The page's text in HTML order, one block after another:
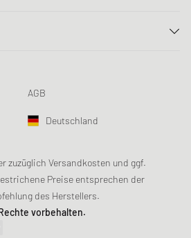
AGB
Deutschland
zuzüglich Versandkosten und ggf.
Preise entsprechen der
des Herstellers.
vorbehalten.